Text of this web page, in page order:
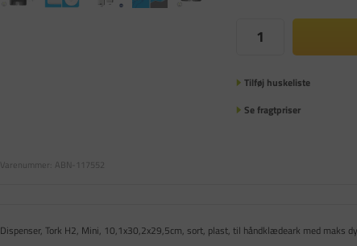
Tilføj huskeliste
Se fragtpriser
Varenummer: ABN-117552
Dispenser, Tork H2, Mini, 10,1x30,2x29,5cm, sort, plast, til håndklædeark med maks